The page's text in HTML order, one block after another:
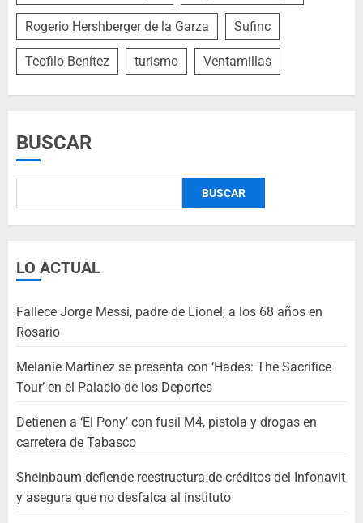
Rogerio Hershberger de la Garza Sufinc
Teofilo Benítez turismo Ventamillas
BUSCAR
BUSCAR
LO ACTUAL
Fallece Jorge Messi, padre de Lionel, a los 68 años en
Rosario
Melanie Martinez se presenta con ‘Hades: The Sacrifice
Tour’ en el Palacio de los Deportes
Detienen a ‘El Pony’ con fusil M4, pistola y drogas en
carretera de Tabasco
Sheinbaum defiende reestructura de créditos del Infonavit
y asegura que no desfalca al instituto